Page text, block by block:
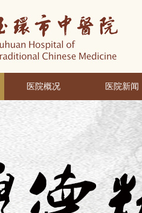
医院概况 医院新闻